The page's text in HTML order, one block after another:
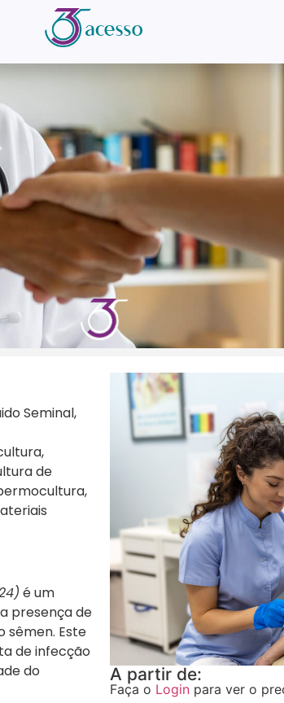
Seminal,
de
é um
presença de
sêmen. Este
de infecção
do
A partir de:
Faça o Login para ver o